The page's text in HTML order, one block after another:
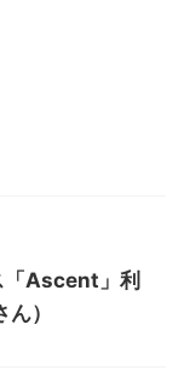
「Ascent」利
）